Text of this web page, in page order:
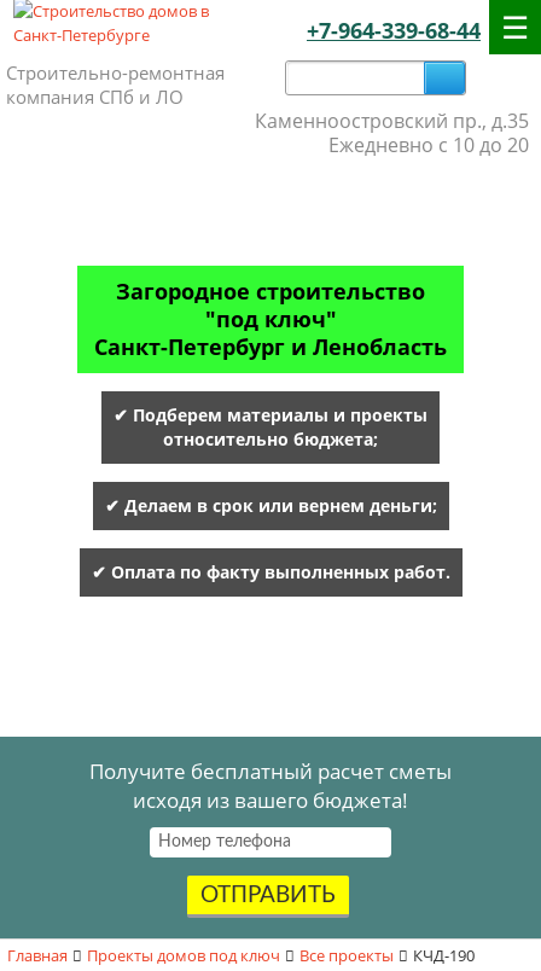
+7-964-339-68-44
Строительно-ремонтная
компания СПб и ЛО
Каменноостровский пр., д.35
Ежедневно с 10 до 20
Загородное строительство
"под ключ"
Санкт-Петербург и Ленобласть
✔ Подберем материалы и проекты
относительно бюджета;
✔ Делаем в срок или вернем деньги;
✔ Оплата по факту выполненных работ.
Получите бесплатный расчет сметы
исходя из вашего бюджета!
ОТПРАВИТЬ
Главная Проекты домов под ключ Все проекты КЧД-190